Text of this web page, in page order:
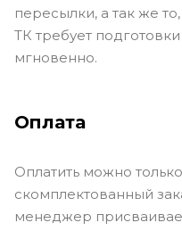
пересылки, а так же
ТК требует
мгновенно.
Оплата
Оплатить можно
скомплектованный
менеджер